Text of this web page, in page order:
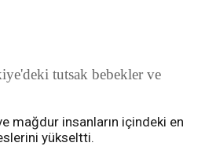
tutsak bebekler ve
mağdur insanların içindeki en
yükseltti.